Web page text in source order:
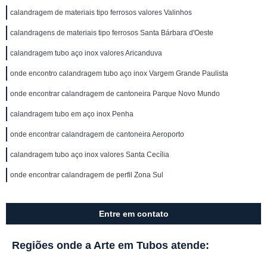
calandragem de materiais tipo ferrosos valores Valinhos
calandragens de materiais tipo ferrosos Santa Bárbara d'Oeste
calandragem tubo aço inox valores Aricanduva
onde encontro calandragem tubo aço inox Vargem Grande Paulista
onde encontrar calandragem de cantoneira Parque Novo Mundo
calandragem tubo em aço inox Penha
onde encontrar calandragem de cantoneira Aeroporto
calandragem tubo aço inox valores Santa Cecília
onde encontrar calandragem de perfil Zona Sul
Entre em contato
Regiões onde a Arte em Tubos atende: